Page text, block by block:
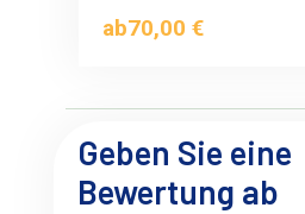
ab70,00 €
Geben Sie eine
Bewertung ab